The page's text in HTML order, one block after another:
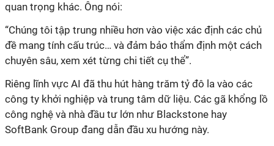
quan trọng khác. Ông nói:
“Chúng tôi tập trung nhiều hơn vào việc xác định các chủ
đề mang tính cấu trúc… và đảm bảo thẩm định một cách
chuyên sâu, xem xét từng chi tiết cụ thể”.
Riêng lĩnh vực AI đã thu hút hàng trăm tỷ đô la vào các
công ty khởi nghiệp và trung tâm dữ liệu. Các gã khổng lồ
công nghệ và nhà đầu tư lớn như Blackstone hay
SoftBank Group đang dẫn đầu xu hướng này.